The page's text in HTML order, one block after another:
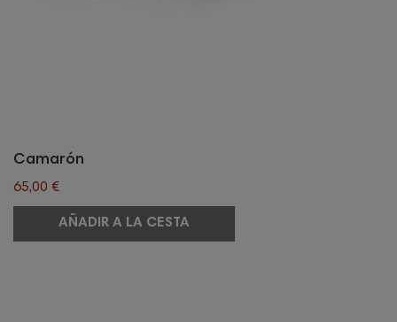
Camarón
65,00 €
AÑADIR A LA CESTA